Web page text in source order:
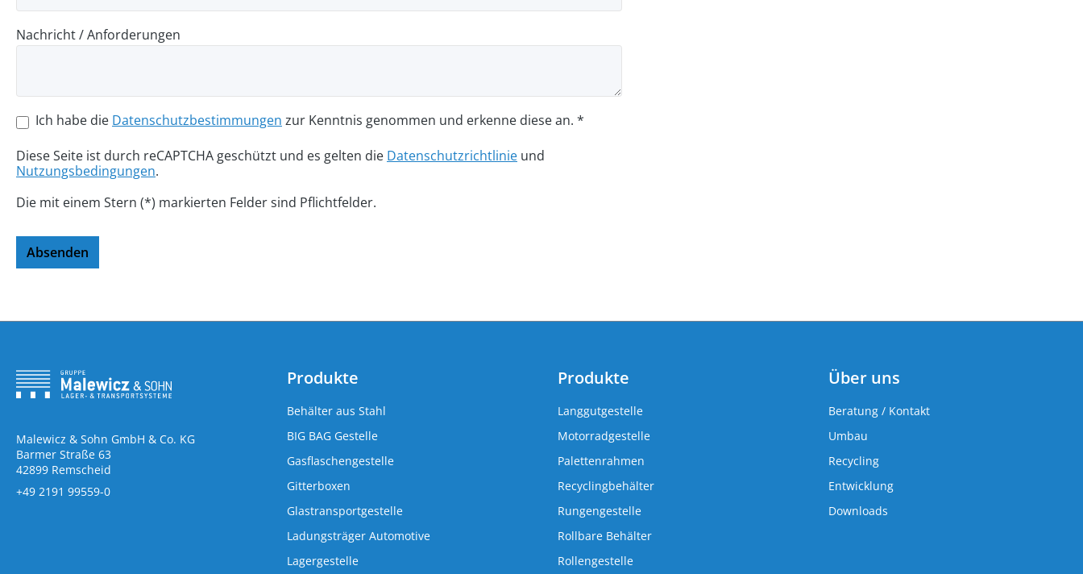
Nachricht / Anforderungen
Ich habe die Datenschutzbestimmungen zur Kenntnis genommen und erkenne diese an. *
Diese Seite ist durch reCAPTCHA geschützt und es gelten die Datenschutzrichtlinie und
Nutzungsbedingungen.
Die mit einem Stern (*) markierten Felder sind Pflichtfelder.
Absenden
Malewicz & Sohn GmbH & Co. KG
Barmer Straße 63
42899 Remscheid
+49 2191 99559-0
Produkte
Behälter aus Stahl
BIG BAG Gestelle
Gasflaschengestelle
Gitterboxen
Glastransportgestelle
Ladungsträger Automotive
Lagergestelle
Produkte
Langgutgestelle
Motorradgestelle
Palettenrahmen
Recyclingbehälter
Rungengestelle
Rollbare Behälter
Rollengestelle
Über uns
Beratung / Kontakt
Umbau
Recycling
Entwicklung
Downloads